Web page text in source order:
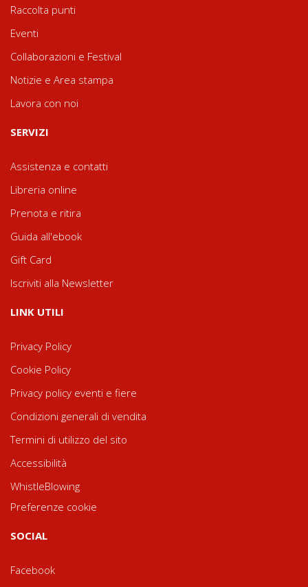
Raccolta punti
Eventi
Collaborazioni e Festival
Notizie e Area stampa
Lavora con noi
SERVIZI
Assistenza e contatti
Libreria online
Prenota e ritira
Guida all'ebook
Gift Card
Iscriviti alla Newsletter
LINK UTILI
Privacy Policy
Cookie Policy
Privacy policy eventi e fiere
Condizioni generali di vendita
Termini di utilizzo del sito
Accessibilità
WhistleBlowing
Preferenze cookie
SOCIAL
Facebook